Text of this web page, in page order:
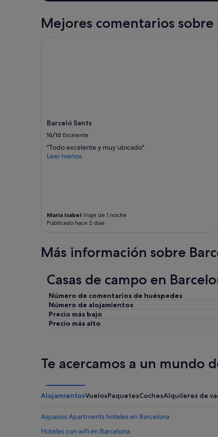
s
e
t
v
t
Mejores comentarios sobre
Barceló Sants
10/10 Excelente
"Todo excelente y muy ubicado"
Leer menos
María Isabel Viaje de 1 noche
Publicado hace 2 días
Más información sobre
Casas de campo en
Número de comentarios de huéspedes
Número de alojamientos
Precio más bajo
Precio más alto
Te acercamos a un mundo
AlojamientosVuelosPaquetesCochesAlquileres de
Aspasios Apartments hoteles en Barcelona
Hoteles con wifi en Barcelona